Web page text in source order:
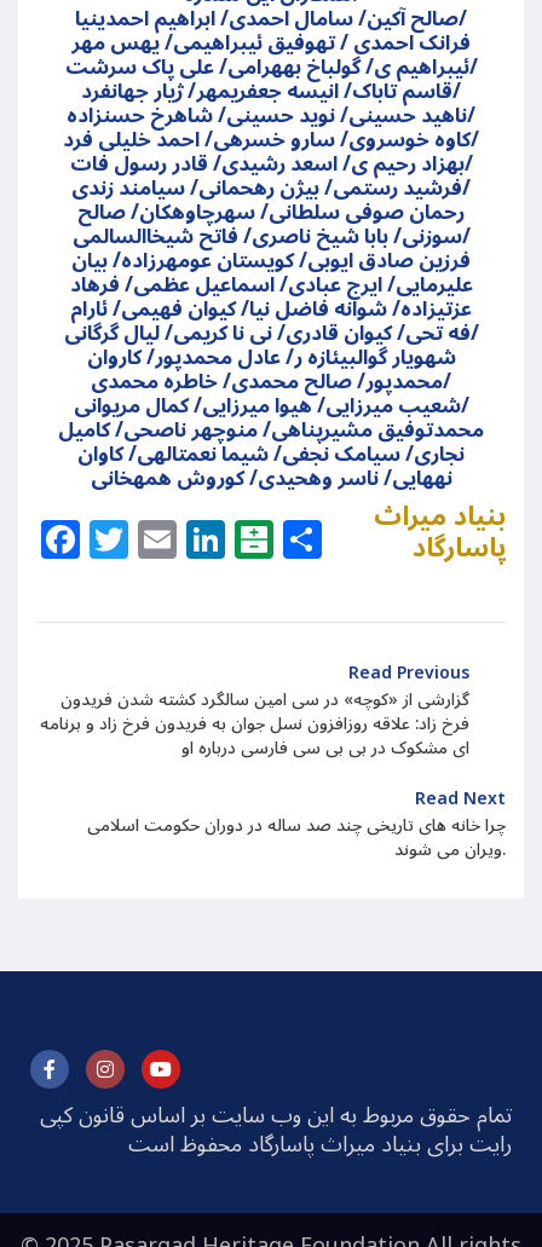
صالح آکین/ سامال احمدی/ ابراهیم احمدینیا/
فرانک احمدی / تهوفیق ئیبراهیمی/ یهس مهر
ئیبراهیم ی/ گولباخ بههرامی/ علی پاک سرشت/
قاسم تاباک/ انیسه جعفریمهر/ ژیار جهانفرد/
ناهید حسینی/ نوید حسینی/ شاهرخ حسنزاده/
کاوه خوسروی/ سارو خسرهی/ احمد خلیلی فرد/
بهزاد رحیم ی/ اسعد رشیدی/ قادر رسول فات/
فرشید رستمی/ بیژن رهحمانی/ سیامند زندی/
رحمان صوفی سلطانی/ سهرچاوهکان/ صالح
سوزنی/ بابا شیخ ناصری/ فاتح شیخاالسالمی/
فرزین صادق ایوبی/ کویستان عومهرزاده/ بیان
علیرمایی/ ایرج عبادی/ اسماعیل عظمی/ فرهاد
عزتیزاده/ شوانه فاضل نیا/ کیوان فهیمی/ ئارام
فه تحی/ کیوان قادری/ نی نا کریمی/ لیال گرگانی/
شهویار گوالبیئازه ر/ عادل محمدپور/ کاروان
محمدپور/ صالح محمدی/ خاطره محمدی/
شعیب میرزایی/ هیوا میرزایی/ کمال مریوانی/
محمدتوفیق مشیرپناهی/ منوچهر ناصحی/ کامیل
نجاری/ سیامک نجفی/ شیما نعمتالهی/ کاوان
نههایی/ ناسر وهحیدی/ کوروش همهخانی
Facebook
Twitter
EmailLinkedIn
Balatarin
Share
بنیاد میراث
پاسارگاد
Read Previous
گزارشی از «کوچه» در سی امین سالگرد کشته شدن فریدون
فرخ زاد: علاقه روزافزون نسل جوان به فریدون فرخ زاد و برنامه
ای مشکوک در بی بی سی فارسی درباره او
Read Next
چرا خانه های تاریخی چند صد ساله در دوران حکومت اسلامی
ویران می شوند.
تمام حقوق مربوط به این وب سایت بر اساس قانون کپی
رایت برای بنیاد میراث پاسارگاد محفوظ است